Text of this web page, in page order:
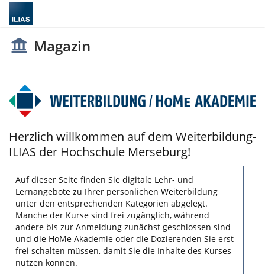
Magazin
Herzlich willkommen auf dem Weiterbildung-
ILIAS der Hochschule Merseburg!
Auf dieser Seite finden Sie digitale Lehr- und
Lernangebote zu Ihrer persönlichen Weiterbildung
unter den entsprechenden Kategorien abgelegt.
Manche der Kurse sind frei zugänglich, während
andere bis zur Anmeldung zunächst geschlossen sind
und die HoMe Akademie oder die Dozierenden Sie erst
frei schalten müssen, damit Sie die Inhalte des Kurses
nutzen können.